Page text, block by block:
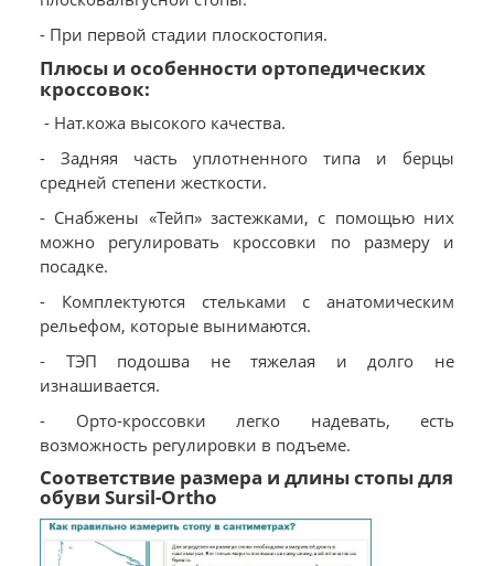
- При первой стадии плоскостопия.
Плюсы и особенности ортопедических
кроссовок:
- Нат.кожа высокого качества.
- Задняя часть уплотненного типа и берцы
средней степени жесткости.
- Снабжены «Тейп» застежками, с помощью них
можно регулировать кроссовки по размеру и
посадке.
- Комплектуются стельками с анатомическим
рельефом, которые вынимаются.
- ТЭП подошва не тяжелая и долго не
изнашивается.
- Орто-кроссовки легко надевать, есть
возможность регулировки в подъеме.
Соответствие размера и длины стопы для
обуви Sursil-Ortho